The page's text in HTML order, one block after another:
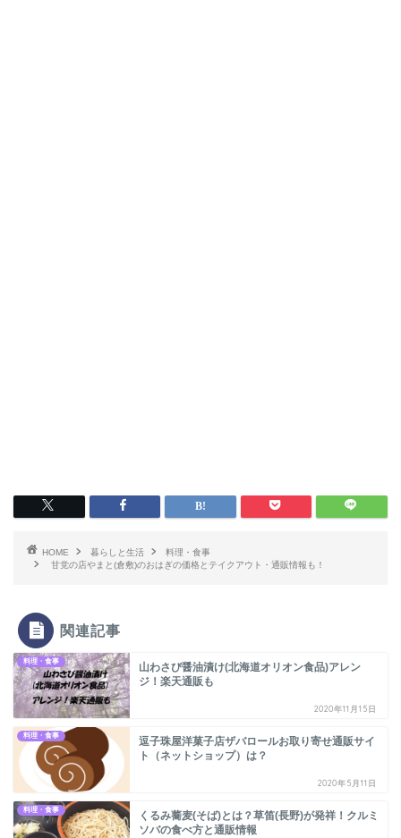
HOME 暮らしと生活
料理・食事
甘党の店やまと(倉敷)のおはぎの価格とテイクアウト・通販情報も！
関連記事
料理・食事
山わさび醤油漬け(北海道オリオン食品)アレン
ジ！楽天通販も
2020年11月15日
料理・食事
逗子珠屋洋菓子店ザバロールお取り寄せ通販サイ
ト（ネットショップ）は？
2020年5月11日
料理・食事
くるみ蕎麦(そば)とは？草笛(長野)が発祥！クルミ
ソバの食べ方と通販情報